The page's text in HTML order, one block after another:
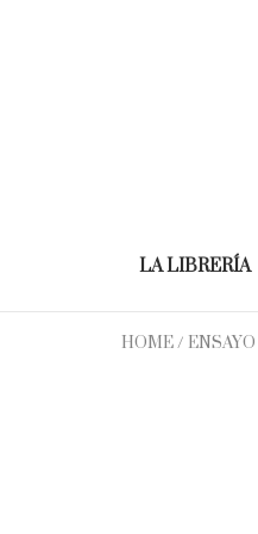
LA LIBRERÍA
HOME/ ENSAYO